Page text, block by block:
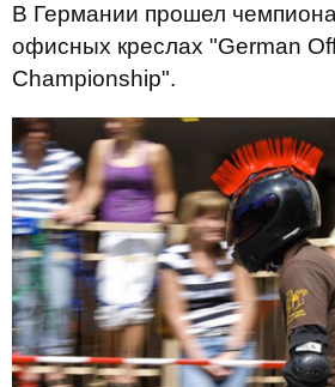
В Германии прошел
офисных креслах "German
Championship".